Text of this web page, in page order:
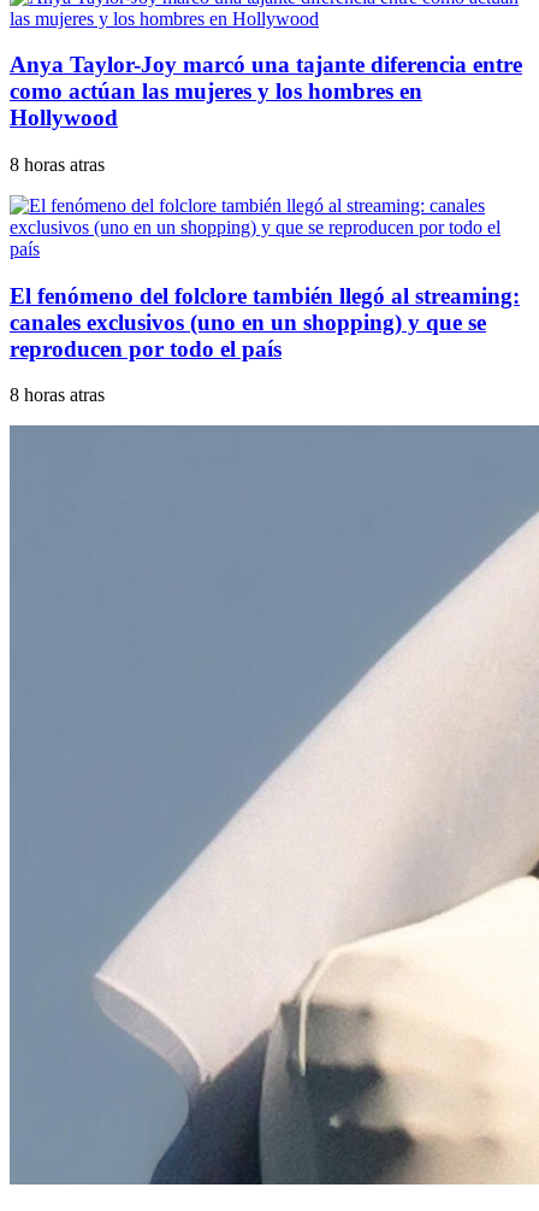
Anya Taylor-Joy marcó una tajante diferencia entre
como actúan las mujeres y los hombres en
Hollywood
8 horas atras
El fenómeno del folclore también llegó al streaming:
canales exclusivos (uno en un shopping) y que se
reproducen por todo el país
8 horas atras